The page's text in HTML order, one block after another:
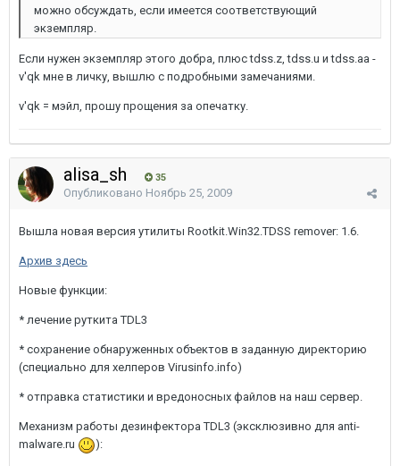
можно обсуждать, если имеется соответствующий
экземпляр.
Если нужен экземпляр этого добра, плюс tdss.z, tdss.u и tdss.aa -
v'qk мне в личку, вышлю с подробными замечаниями.
v'qk = мэйл, прошу прощения за опечатку.
alisa_sh 35
Опубликовано Ноябрь 25, 2009
Вышла новая версия утилиты Rootkit.Win32.TDSS remover: 1.6.
Архив здесь
Новые функции:
* лечение руткита TDL3
* сохранение обнаруженных объектов в заданную директорию
(специально для хелперов Virusinfo.info)
* отправка статистики и вредоносных файлов на наш сервер.
Механизм работы дезинфектора TDL3 (эксклюзивно для anti-
malware.ru
):